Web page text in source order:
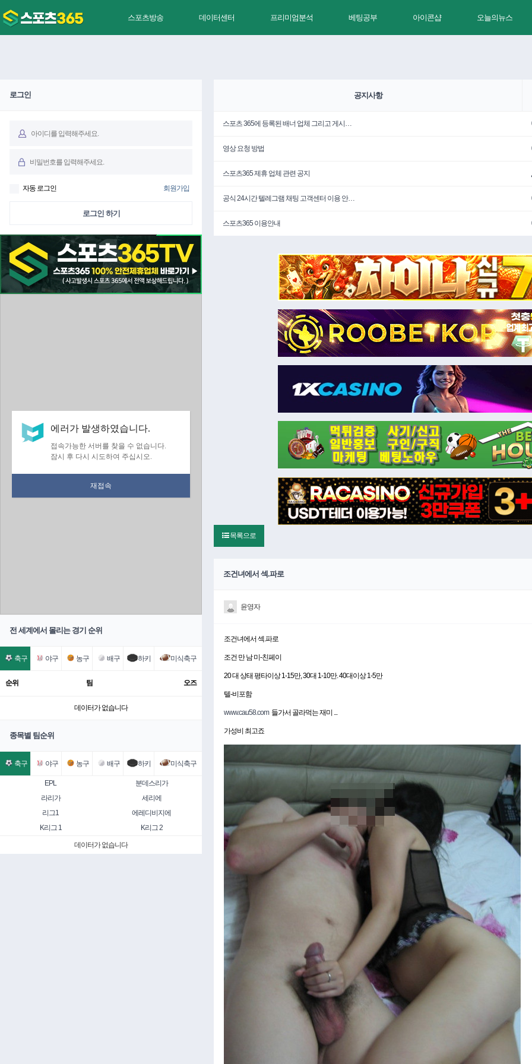
스포츠방송 데이터센터 프리미엄분석 베팅공부 아이콘샵 오늘의뉴스
로그인
자동 로그인 회원가입
로그인 하기
전 세계에서 몰리는 경기 순위
축구 야구 농구 배구 하키 미식축구
순위 팀 오즈
데이터가 없습니다
종목별 팀순위
축구 야구 농구 배구 하키 미식축구
EPL
분데스리가
라리가
세리에
리그1
에레디비지에
K리그 1
K리그 2
데이터가 없습니다
공지사항
스포츠 365에 등록된 배너 업체 그리고 게시…
영상 요청 방법
스포츠365 제휴 업체 관련 공지
공식 24시간 텔레그램 채팅 고객센터 이용 안…
스포츠365 이용안내
목록으로
조건녀에서 섹.파로
윤영자
조건녀에서 섹.파로
조건 만 남 미-친페이
20 대 상태 평타이상 1-15만, 30대 1-10만. 40대이상 1-5만
텔-비포함
www.cau58.com들가서 골라먹는 재미 ...
가성비 최고죠